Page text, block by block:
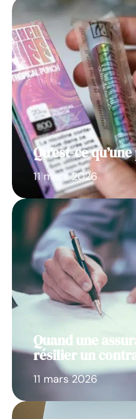
Qu’est-ce
11 mars 2026
Quand une
résilier un
11 mars 2026